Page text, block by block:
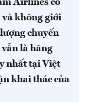
Airlines có
không giới
chuyến
là hãng
nhất tại Việt
khai thác của